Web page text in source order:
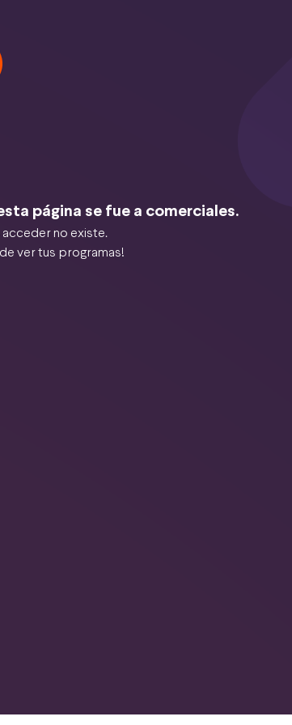
página se fue a comerciales.
acceder no existe.
ver tus programas!